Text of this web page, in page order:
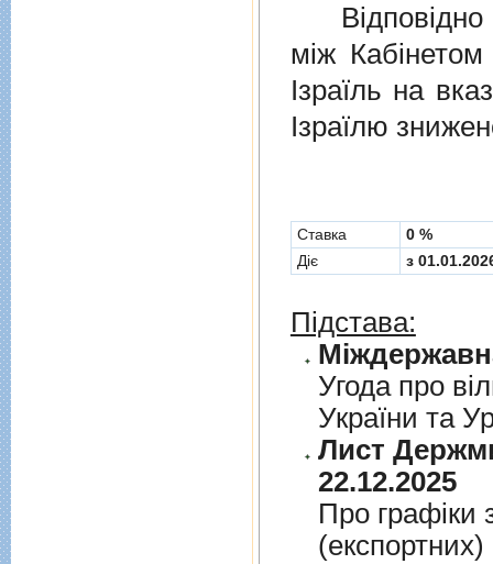
Відповідно
мiж Кабінетом
Ізраїль на
Ізраїлю
Cтавка
0 %
Діє
з
Підстава:
Угода про
України та
Лист
22.12.2025
Про графiки